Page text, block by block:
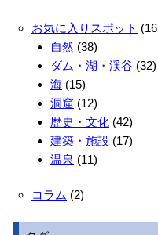
お気に入りスポット
自然 (38)
ダム・湖・渓谷 (32)
海 (15)
洞窟 (12)
歴史・文化 (42)
建築・施設 (17)
温泉 (11)
コラム (2)